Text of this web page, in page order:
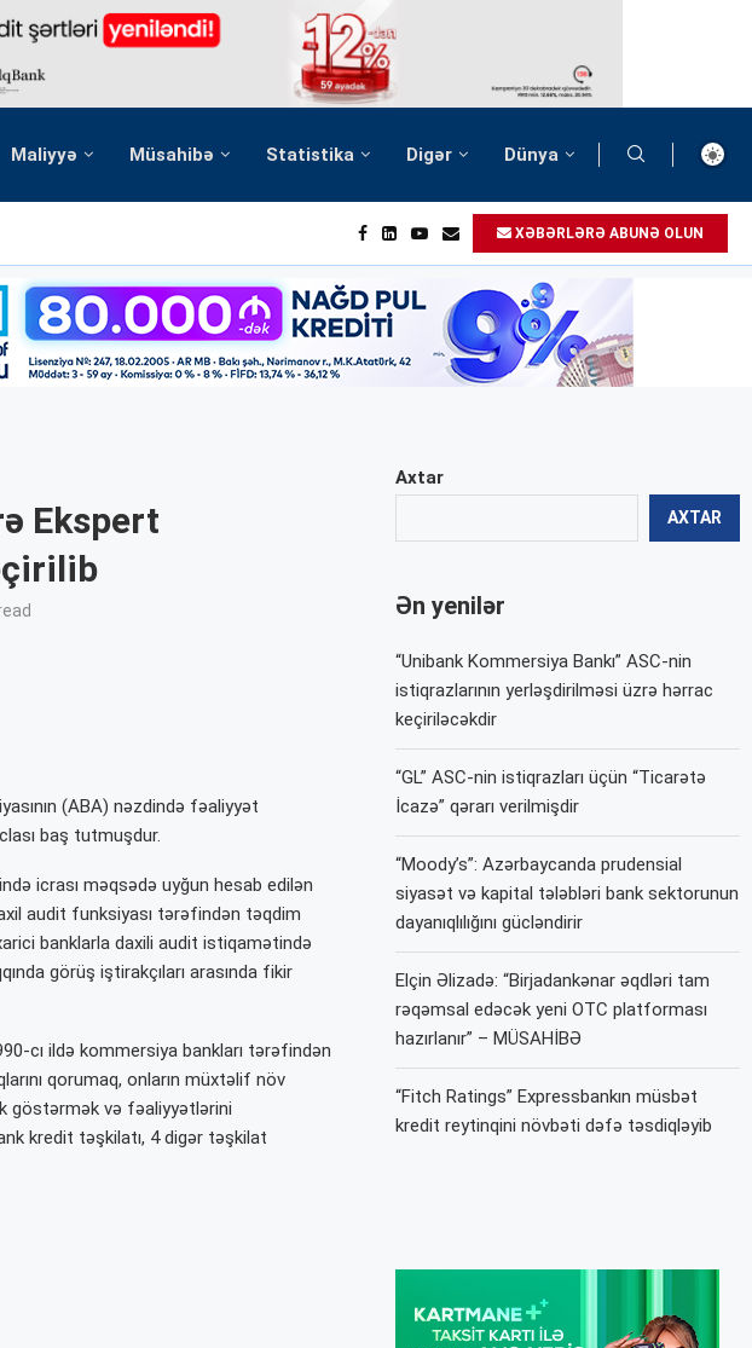
Maliyyə Müsahibə Statistika Digər Dünya
XƏBƏRLƏRƏ ABUNƏ OLUN
Ekspert
(ABA) nəzdində fəaliyyət
baş tutmuşdur.
icrası məqsədə uyğun hesab edilən
audit funksiyası tərəfindən təqdim
banklarla daxili audit istiqamətində
görüş iştirakçıları arasında fikir
cı ildə kommersiya bankları tərəfindən
qorumaq, onların müxtəlif növ
göstərmək və fəaliyyətlərini
kredit təşkilatı, 4 digər təşkilat
Axtar
AXTAR
Ən yenilər
“Unibank Kommersiya Bankı” ASC-nin
istiqrazlarının yerləşdirilməsi üzrə hərrac
keçiriləcəkdir
“GL” ASC-nin istiqrazları üçün “Ticarətə
İcazə” qərarı verilmişdir
“Moody’s”: Azərbaycanda prudensial
siyasət və kapital tələbləri bank sektorunun
dayanıqlılığını gücləndirir
Elçin Əlizadə: “Birjadankənar əqdləri tam
rəqəmsal edəcək yeni OTC platforması
hazırlanır” – MÜSAHİBƏ
“Fitch Ratings” Expressbankın müsbət
kredit reytinqini növbəti dəfə təsdiqləyib